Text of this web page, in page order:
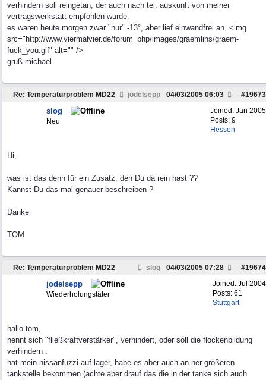
verhindern soll reingetan, der auch nach tel. auskunft von meiner
vertragswerkstatt empfohlen wurde.
es waren heute morgen zwar "nur" -13°, aber lief einwandfrei an. <img
src="http://www.viermalvier.de/forum_php/images/graemlins/graem-
fuck_you.gif" alt="" />
gruß michael
Re: Temperaturproblem MD22 jodelsepp #19673
04/03/2005 06:03
Joined: Jan 2005
Posts: 9
Hessen
slog
Neu
Hi,
was ist das denn für ein Zusatz, den Du da rein hast ??
Kannst Du das mal genauer beschreiben ?
Danke
TOM
Re: Temperaturproblem MD22 slog #19674
04/03/2005 07:28
Joined: Jul 2004
Posts: 61
Stuttgart
jodelsepp
Wiederholungstäter
hallo tom,
nennt sich "fließkraftverstärker", verhindert, oder soll die flockenbildung
verhindern .
hat mein nissanfuzzi auf lager, habe es aber auch an ner größeren
tankstelle bekommen (achte aber drauf das die in der tanke sich auch